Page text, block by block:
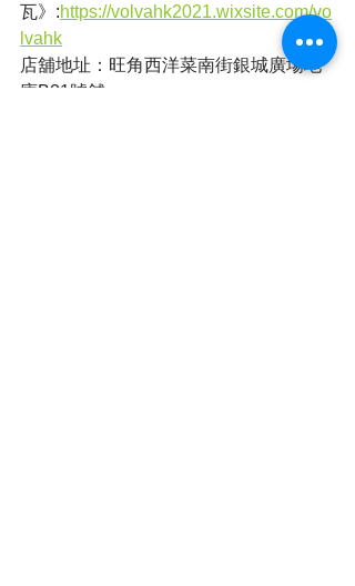
瓦》:https://volvahk2021.wixsite.com/vo
lvahk
店舖地址：旺角西洋菜南街銀城廣場地
庫B31號舖